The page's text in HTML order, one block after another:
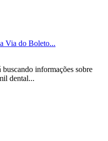
Via do Boleto...
informações sobre
dental...